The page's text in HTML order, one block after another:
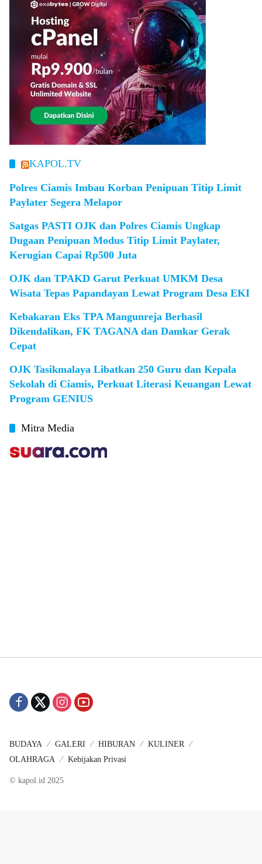
KAPOL.TV
Polres Ciamis Imbau Korban Penipuan Titip Limit
Paylater Segera Melapor
Satgas PASTI OJK dan Polres Ciamis Ungkap
Dugaan Penipuan Modus Titip Limit Paylater,
Kerugian Capai Rp500 Juta
OJK dan TPAKD Garut Perkuat UMKM Desa
Wisata Tepas Papandayan Lewat Program Desa EKI
Kebakaran Eks TPA Mangunreja Berhasil
Dikendalikan, FK TAGANA dan Damkar Gerak
Cepat
OJK Tasikmalaya Libatkan 250 Guru dan Kepala
Sekolah di Ciamis, Perkuat Literasi Keuangan Lewat
Program GENIUS
Mitra Media
BUDAYA GALERI HIBURAN
KULINER
OLAHRAGA
Kebijakan Privasi
© kapol.id 2025